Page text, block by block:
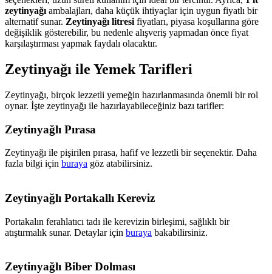
zeytinyağı ambalajları, daha küçük ihtiyaçlar için uygun fiyatlı bir
alternatif sunar. Zeytinyağı litresi fiyatları, piyasa koşullarına göre
değişiklik gösterebilir, bu nedenle alışveriş yapmadan önce fiyat
karşılaştırması yapmak faydalı olacaktır.
Zeytinyağı ile Yemek Tarifleri
Zeytinyağı, birçok lezzetli yemeğin hazırlanmasında önemli bir rol
oynar. İşte zeytinyağı ile hazırlayabileceğiniz bazı tarifler:
Zeytinyağlı Pırasa
Zeytinyağı ile pişirilen pırasa, hafif ve lezzetli bir seçenektir. Daha
fazla bilgi için buraya göz atabilirsiniz.
Zeytinyağlı Portakallı Kereviz
Portakalın ferahlatıcı tadı ile kerevizin birleşimi, sağlıklı bir
atıştırmalık sunar. Detaylar için buraya bakabilirsiniz.
Zeytinyağlı Biber Dolması